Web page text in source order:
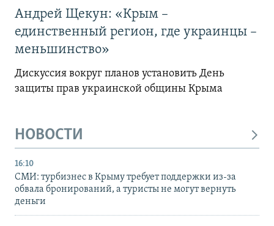
Андрей Щекун: «Крым –
единственный регион, где украинцы –
меньшинство»
Дискуссия вокруг планов установить День
защиты прав украинской общины Крыма
НОВОСТИ
16:10
СМИ: турбизнес в Крыму требует поддержки из-за
обвала бронирований, а туристы не могут вернуть
деньги